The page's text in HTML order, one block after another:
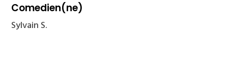
Comedien(ne)
Sylvain S.